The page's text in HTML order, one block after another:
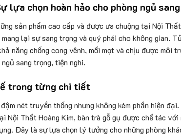
lựa chọn hoàn hảo cho phòng ngủ
sản phẩm cao cấp và được ưa chuộng tại Nội
lại sự sang trọng và quý phái cho không gian.
năng chống cong vênh, mối mọt và chịu được môi
sang trọng, tiện nghi.
trong từng chi tiết
nét truyền thống nhưng không kém phần hiện
Nội Thất Hoàng Kim, bàn trà gỗ gụ được chế tác
Đây là sự lựa chọn lý tưởng cho những phòng